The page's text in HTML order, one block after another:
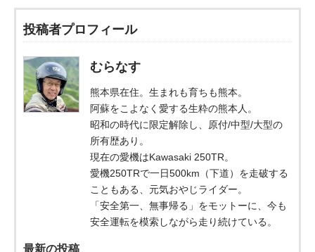
投稿者プロフィール
むらなす
熊本県在住。生まれも育ちも熊本。
阿蘇をこよなく愛する生粋の熊本人。
昭和の時代に限定解除し、原付/中型/大型の
所有歴あり。
現在の愛機はKawasaki 250TR。
愛機250TRで一日500km（下道）を走破する
こともある、元気おやじライダー。
「安全第一、無事帰る」をモットーに、今も
安全運転を模索しながら走り続けている。
最新の投稿